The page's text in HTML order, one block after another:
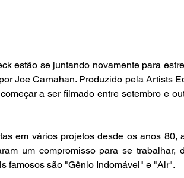
Joe Carnahan. Produzido pela Artists
a ser filmado entre setembro e
um compromisso para se
famosos são "Gênio Indomável" e "Air".